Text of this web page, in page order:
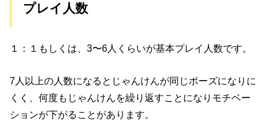
プレイ人数
１：１もしくは、3〜6人くらいが基本プレイ人数です。
7人以上の人数になるとじゃんけんが同じポーズになりに
くく、何度もじゃんけんを繰り返すことになりモチベー
ションが下がることがあります。